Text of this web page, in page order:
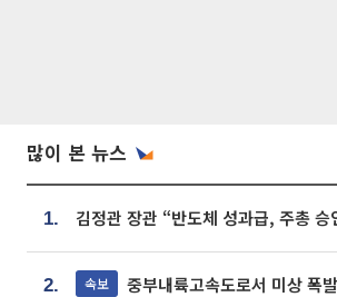
많이 본 뉴스
1.
2. 속보 중부내륙고속도로서 미상 폭